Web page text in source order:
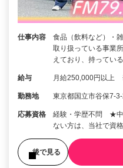
仕事内容
食品（飲料など）・
取り扱っている事業
えており、持ってい
給与 月給250,000円以上
勤務地 東京都国立市谷保7-
応募資格
経験・学歴不問 ★中
ない方は、当社で資
後で見る